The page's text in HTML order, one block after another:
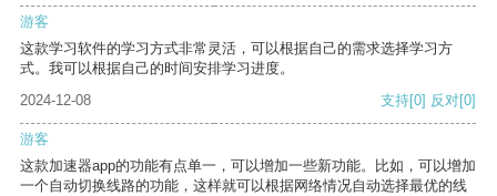
游客
这款学习软件的学习方式非常灵活，可以根据自己的需求选择学习方
式。我可以根据自己的时间安排学习进度。
2024-12-08
支持[0] 反对[0]
游客
这款加速器app的功能有点单一，可以增加一些新功能。比如，可以增加
一个自动切换线路的功能，这样就可以根据网络情况自动选择最优的线